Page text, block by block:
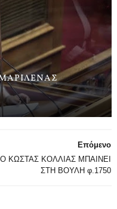
Επόμενο
Ο ΚΩΣΤΑΣ ΚΟΛΛΙΑΣ ΜΠΑΙΝΕΙ
ΣΤΗ ΒΟΥΛΗ φ.1750